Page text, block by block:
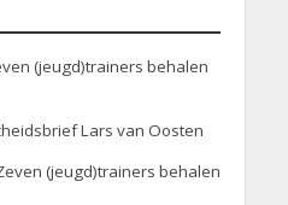
(jeugd)trainers behalen
Lars van Oosten
(jeugd)trainers behalen